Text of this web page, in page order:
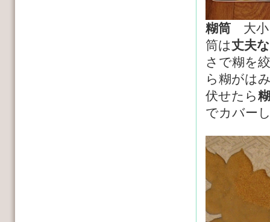
糊筒 大
筒は丈夫
さで糊を
ら糊がは
伏せたら
でカバー